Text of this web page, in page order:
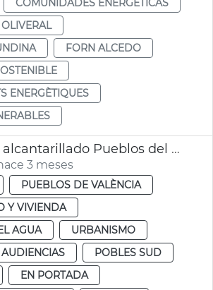
FORN ALCEDO
ENERGÈTIQUES
Asfaltado y alcantarillado Pueblos del Sur València
3 meses
PUEBLOS DE VALÈNCIA
Y VIVIENDA
AGUA
URBANISMO
POBLES SUD
EN PORTADA